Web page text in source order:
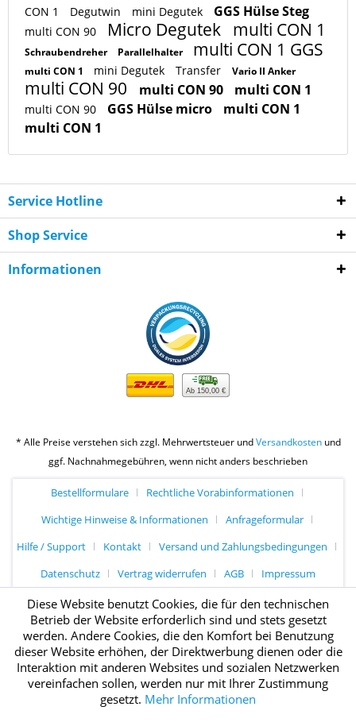
CON 1
Degutwin mini Degutek GGS Hülse Steg
multi CON 90 Micro Degutek multi CON 1
Schraubendreher Parallelhalter multi CON 1 GGS
multi CON 1 mini Degutek Transfer Vario II Anker
multi CON 90 multi CON 90 multi CON 1
multi CON 90 GGS Hülse micro
multi CON 1
multi CON 1
Service Hotline
Shop Service
Informationen
Ab 150,00 €
* Alle Preise verstehen sich zzgl. Mehrwertsteuer undVersandkostenund
ggf. Nachnahmegebühren, wenn nicht anders beschrieben
Bestellformulare
Rechtliche Vorabinformationen
Wichtige Hinweise & Informationen
Anfrageformular
Hilfe / Support
Kontakt
Versand und Zahlungsbedingungen
Datenschutz
Vertrag widerrufen AGB Impressum
Diese Website benutzt Cookies, die für den technischen
Betrieb der Website erforderlich sind und stets gesetzt
werden. Andere Cookies, die den Komfort bei Benutzung
dieser Website erhöhen, der Direktwerbung dienen oder die
Interaktion mit anderen Websites und sozialen Netzwerken
vereinfachen sollen, werden nur mit Ihrer Zustimmung
gesetzt. Mehr Informationen